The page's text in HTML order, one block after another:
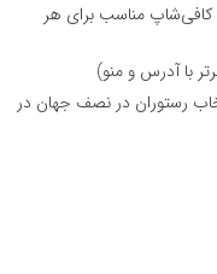
کافی‌شاپ مناسب برای هر
رستوران در نصف جهان در